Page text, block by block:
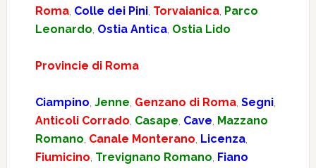
Roma, Colle dei Pini, Torvaianica, Parco
Leonardo, Ostia Antica, Ostia Lido
Provincie di Roma
Ciampino, Jenne, Genzano di Roma, Segni,
Anticoli Corrado, Casape, Cave, Mazzano
Romano, Canale Monterano, Licenza,
Fiumicino, Trevignano Romano, Fiano